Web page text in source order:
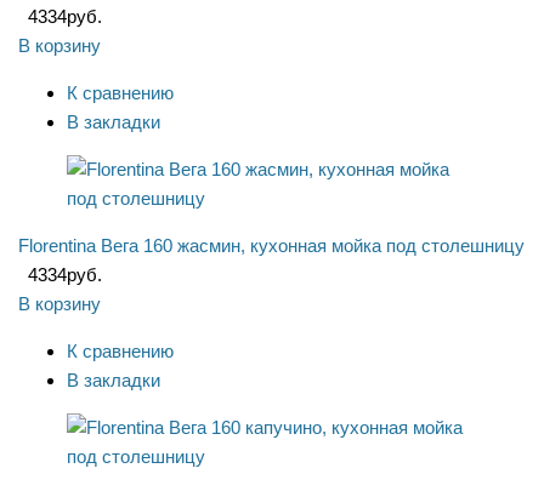
4334руб.
В корзину
К сравнению
В закладки
Florentina Вега 160 жасмин, кухонная мойка под столешницу
4334руб.
В корзину
К сравнению
В закладки